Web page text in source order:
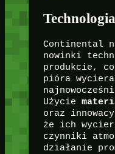
Continental
nowinki
produkcie,
pióra
Użycie
oraz
że ich
czynniki
działanie